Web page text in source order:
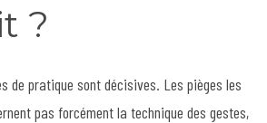
?
de pratique sont décisives. Les pièges les
pas forcément la technique des gestes,